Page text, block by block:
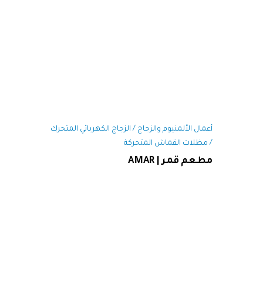
أعمال الألمنيوم والزجاج / الزجاج الكهربائي المتحرك
/ مظلات القماش المتحركة
مطعم قمر | AMAR